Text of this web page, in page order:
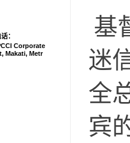
基
迷
全
宾
：
Corporate
Makati, Metr